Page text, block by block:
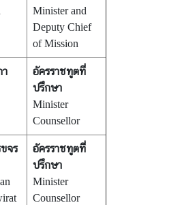
Minister and
Deputy Chief
of Mission
อัครราชทูตที่
ปรึกษา
Minister
Counsellor
จร
อัครราชทูตที่
ปรึกษา
Minister
Counsellor